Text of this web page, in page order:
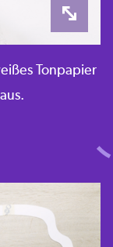
Tonpapier